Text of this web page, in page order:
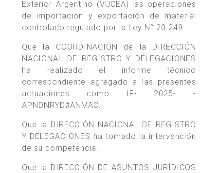
Exterior Argentino (VUCEA) las operaciones
de importación y exportación de material
controlado regulado por la Ley N° 20.249.
Que la COORDINACIÓN de la DIRECCIÓN
NACIONAL DE REGISTRO Y DELEGACIONES
ha realizado el informe técnico
correspondiente agregado a las presentes
actuaciones como IF- 2025- -
APNDNRYD#ANMAC.
Que la DIRECCIÓN NACIONAL DE REGISTRO
Y DELEGACIONES ha tomado la intervención
de su competencia.
Que la DIRECCIÓN DE ASUNTOS JURÍDICOS